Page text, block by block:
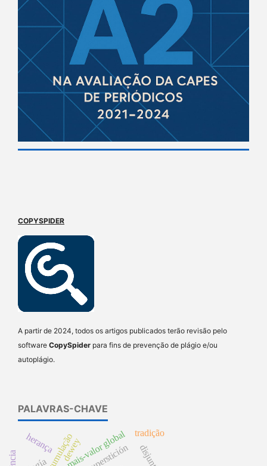
COPYSPIDER
A partir de 2024, todos os artigos publicados terão revisão pelo
software CopySpider para fins de prevenção de plágio e/ou
autoplágio.
PALAVRAS-CHAVE
superstición
mais-valor global
dewey
herança tradição